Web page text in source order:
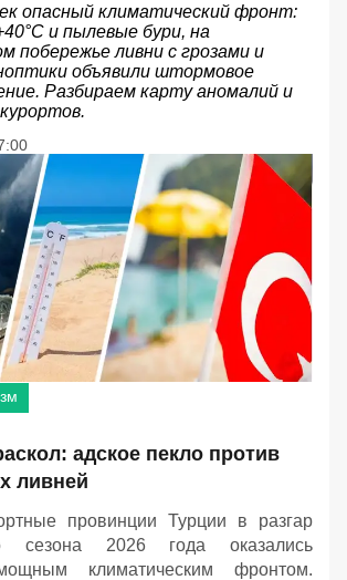
опасный климатический фронт:
и пылевые бури, на
побережье ливни с грозами и
объявили штормовое
Разбираем карту аномалий и
адское пекло против
ливней
провинции Турции в разгар
сезона 2026 года оказались
климатическим фронтом.